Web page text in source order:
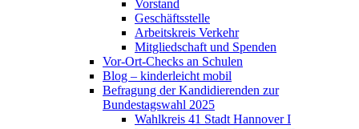
Vorstand
Geschäftsstelle
Arbeitskreis Verkehr
Mitgliedschaft und Spenden
Vor-Ort-Checks an Schulen
Blog – kinderleicht mobil
Befragung der Kandidierenden zur
Bundestagswahl 2025
Wahlkreis 41 Stadt Hannover I